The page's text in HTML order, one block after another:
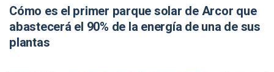
Cómo es el primer parque solar de Arcor que
abastecerá el 90% de la energía de una de sus
plantas